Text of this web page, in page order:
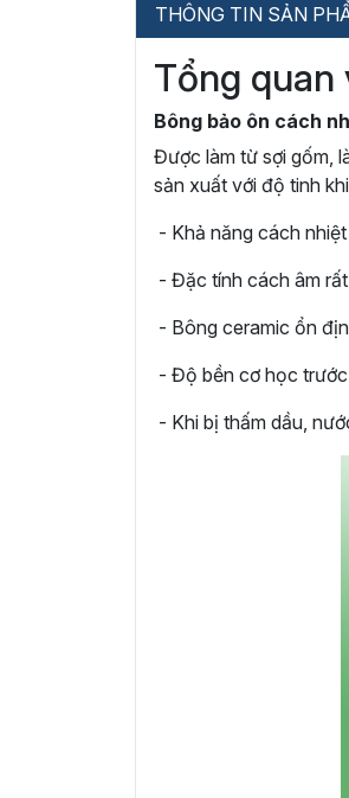
THÔNG TIN SẢN
Tổng quan
Bông bảo ôn cách
Được làm từ sợi gốm,
sản xuất với độ tinh
- Khả năng cách
- Đặc tính cách âm
- Bông ceramic ổn
- Độ bền cơ học
- Khi bị thấm dầu,